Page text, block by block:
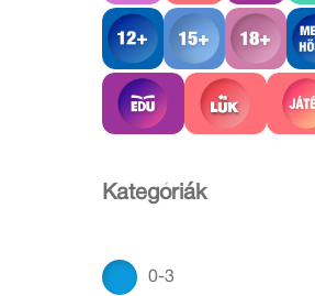
Kategóriák
0-3